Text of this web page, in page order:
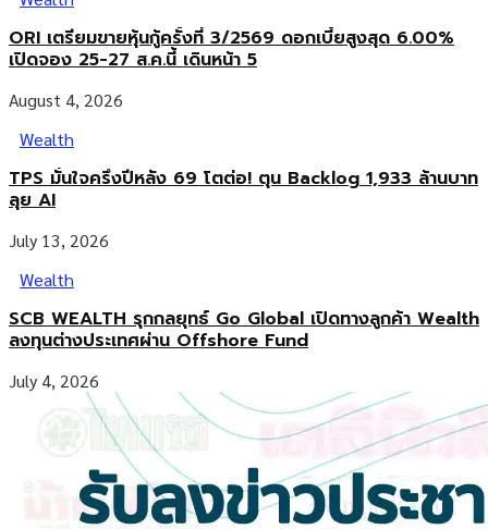
ORI เตรียมขายหุ้นกู้ครั้งที่ 3/2569 ดอกเบี้ยสูงสุด 6.00%
เปิดจอง 25-27 ส.ค.นี้ เดินหน้า 5
August 4, 2026
Wealth
TPS มั่นใจครึ่งปีหลัง 69 โตต่อ! ตุน Backlog 1,933 ล้านบาท
ลุย AI
July 13, 2026
Wealth
SCB WEALTH รุกกลยุทธ์ Go Global เปิดทางลูกค้า Wealth
ลงทุนต่างประเทศผ่าน Offshore Fund
July 4, 2026